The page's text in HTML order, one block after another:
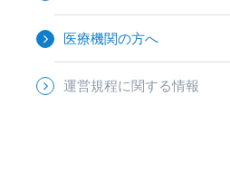
医療機関の方へ
運営規程に関する情報